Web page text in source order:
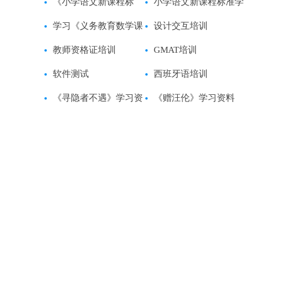
准》学习心得体会范文 习心得体会范文
学习《义务教育数学课
程标准》心得体会范文
设计交互培训
教师资格证培训 GMAT培训
软件测试 西班牙语培训
《寻隐者不遇》学习资 《赠汪伦》学习资料